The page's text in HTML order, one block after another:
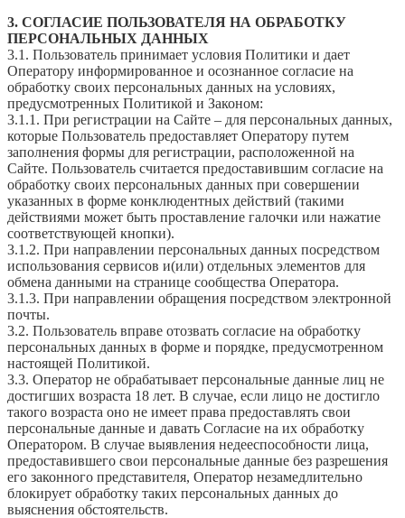
3. СОГЛАСИЕ ПОЛЬЗОВАТЕЛЯ НА ОБРАБОТКУ
ПЕРСОНАЛЬНЫХ ДАННЫХ
3.1. Пользователь принимает условия Политики и дает
Оператору информированное и осознанное согласие на
обработку своих персональных данных на условиях,
предусмотренных Политикой и Законом:
3.1.1. При регистрации на Сайте – для персональных данных,
которые Пользователь предоставляет Оператору путем
заполнения формы для регистрации, расположенной на
Сайте. Пользователь считается предоставившим согласие на
обработку своих персональных данных при совершении
указанных в форме конклюдентных действий (такими
действиями может быть проставление галочки или нажатие
соответствующей кнопки).
3.1.2. При направлении персональных данных посредством
использования сервисов и(или) отдельных элементов для
обмена данными на странице сообщества Оператора.
3.1.3. При направлении обращения посредством электронной
почты.
3.2. Пользователь вправе отозвать согласие на обработку
персональных данных в форме и порядке, предусмотренном
настоящей Политикой.
3.3. Оператор не обрабатывает персональные данные лиц не
достигших возраста 18 лет. В случае, если лицо не достигло
такого возраста оно не имеет права предоставлять свои
персональные данные и давать Согласие на их обработку
Оператором. В случае выявления недееспособности лица,
предоставившего свои персональные данные без разрешения
его законного представителя, Оператор незамедлительно
блокирует обработку таких персональных данных до
выяснения обстоятельств.